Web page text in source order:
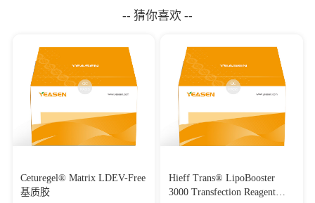
-- 猜你喜欢 --
Ceturegel® Matrix LDEV-Free
基质胶
Hieff Trans® LipoBooster
3000 Transfection Reagent